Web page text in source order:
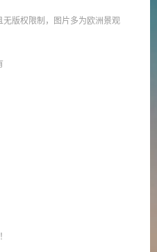
版权限制，图片多为欧洲景观